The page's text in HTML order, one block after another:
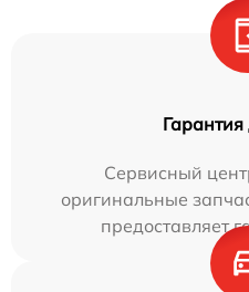
Гарантия
Сервисный
оригинальные
предоставляет